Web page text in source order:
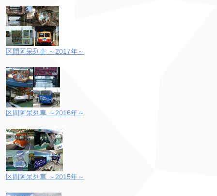
区間阿呆列車 ～2017年～
区間阿呆列車 ～2016年～
区間阿呆列車 ～2015年～